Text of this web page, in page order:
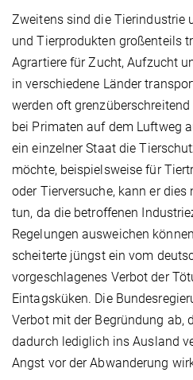
Zweitens sind die Tierindustrie
und Tierprodukten großenteils
Agrartiere für Zucht, Aufzucht
in verschiedene Länder
werden oft
bei Primaten auf dem Luftweg
ein einzelner Staat die
möchte, beispielsweise für
oder Tierversuche, kann er
tun, da die betroffenen
Regelungen ausweichen
scheiterte jüngst ein vom
vorgeschlagenes Verbot der
Eintagsküken. Die
Verbot mit der Begründung ab,
dadurch lediglich ins Ausland
Angst vor der Abwanderung